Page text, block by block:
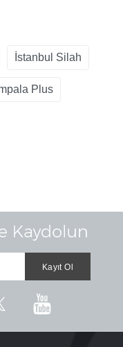
İstanbul Silah
Plus